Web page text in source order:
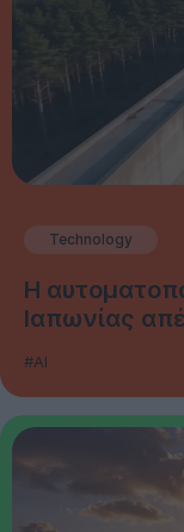
Technology
Η
Ιαπωνίας
#AI